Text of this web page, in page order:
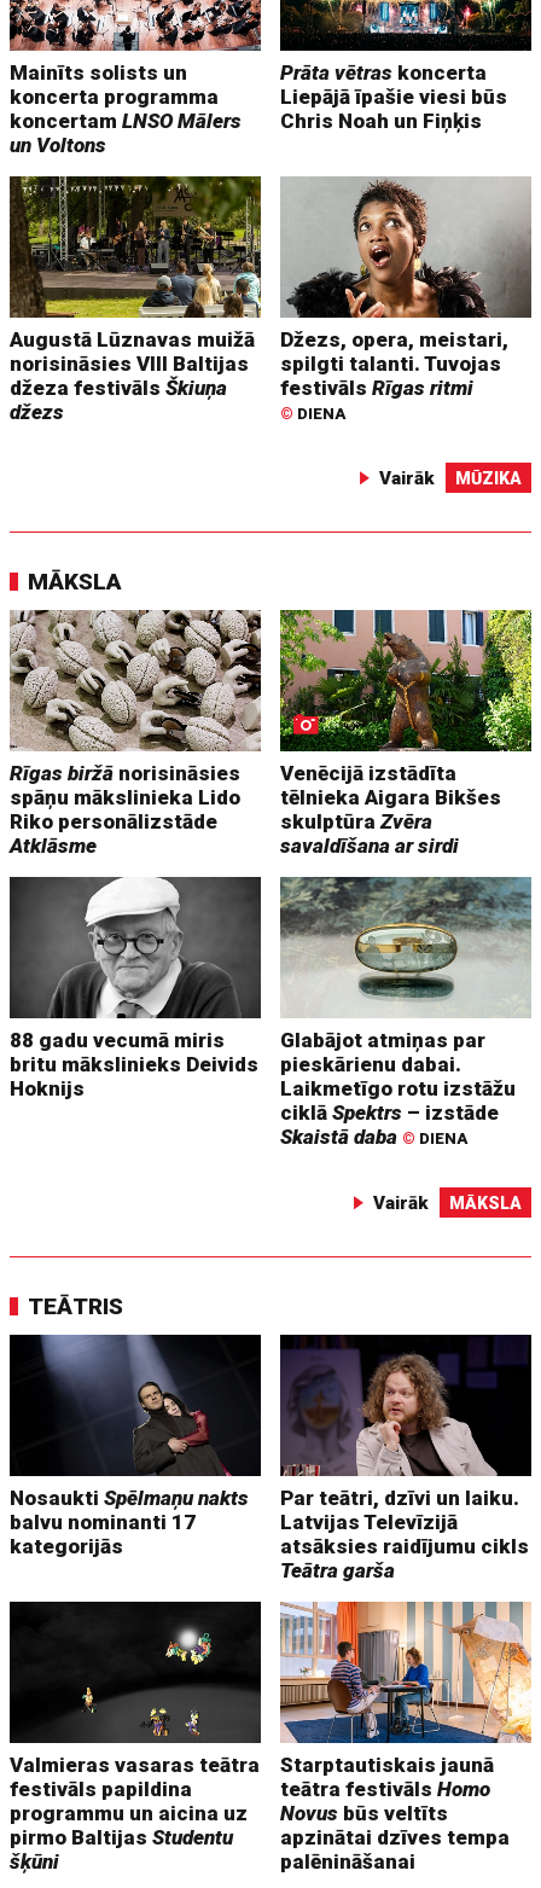
Mainīts solists un
koncerta programma
koncertamLNSO Mālers
un Voltons
Prāta vētras koncerta
Liepājā īpašie viesi būs
Chris Noah un Fiņķis
Augustā Lūznavas muižā
norisināsies VIII Baltijas
džeza festivālsŠkiuņa
džezs
Džezs, opera, meistari,
spilgti talanti. Tuvojas
festivālsRīgas ritmi
© DIENA
Vairāk MŪZIKA
MĀKSLA
Rīgas biržā norisināsies
spāņu mākslinieka Lido
Riko personālizstāde
Atklāsme
Venēcijā izstādīta
tēlnieka Aigara Bikšes
skulptūraZvēra
savaldīšana ar sirdi
88 gadu vecumā miris
britu mākslinieks Deivids
Hoknijs
Glabājot atmiņas par
pieskārienu dabai.
Laikmetīgo rotu izstāžu
ciklāSpektrs – izstāde
Skaistā daba © DIENA
Vairāk MĀKSLA
TEĀTRIS
NosauktiSpēlmaņu nakts
balvu nominanti 17
kategorijās
Par teātri, dzīvi un laiku.
Latvijas Televīzijā
atsāksies raidījumu cikls
Teātra garša
Valmieras vasaras teātra
festivāls papildina
programmu un aicina uz
pirmo BaltijasStudentu
šķūni
Starptautiskais jaunā
teātra festivālsHomo
Novus būs veltīts
apzinātai dzīves tempa
palēnināšanai